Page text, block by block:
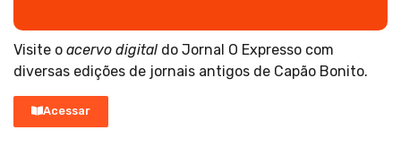
Visite o acervo digital do Jornal O Expresso com
diversas edições de jornais antigos de Capão Bonito.
Acessar